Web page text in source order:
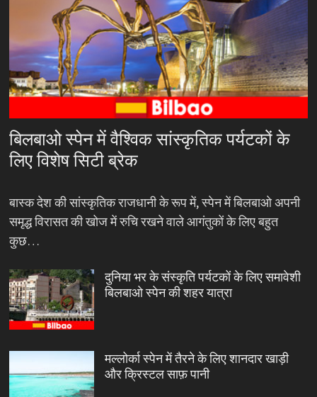
बिलबाओ स्पेन में वैश्विक सांस्कृतिक पर्यटकों के
लिए विशेष सिटी ब्रेक
बास्क देश की सांस्कृतिक राजधानी के रूप में, स्पेन में बिलबाओ अपनी
समृद्ध विरासत की खोज में रुचि रखने वाले आगंतुकों के लिए बहुत
कुछ…
दुनिया भर के संस्कृति पर्यटकों के लिए समावेशी
बिलबाओ स्पेन की शहर यात्रा
मल्लोर्का स्पेन में तैरने के लिए शानदार खाड़ी
और क्रिस्टल साफ़ पानी